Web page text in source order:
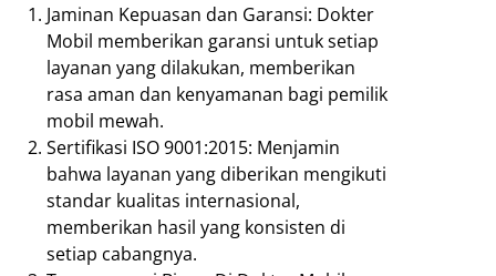
Jaminan Kepuasan dan Garansi: Dokter
Mobil memberikan garansi untuk setiap
layanan yang dilakukan, memberikan
rasa aman dan kenyamanan bagi pemilik
mobil mewah.
Sertifikasi ISO 9001:2015: Menjamin
bahwa layanan yang diberikan mengikuti
standar kualitas internasional,
memberikan hasil yang konsisten di
setiap cabangnya.